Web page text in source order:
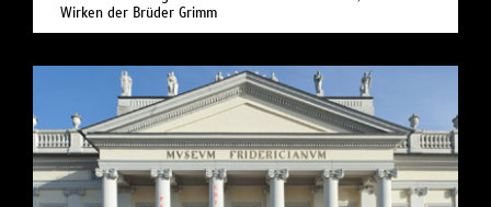
Wirken der Brüder Grimm